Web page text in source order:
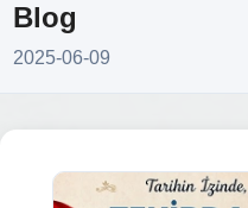
Blog
2025-06-09